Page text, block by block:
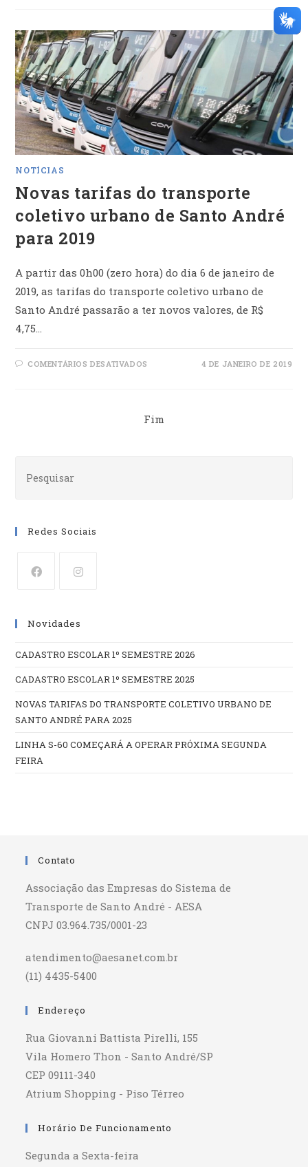
COLETIVO
URBANO
DE
SANTO
ANDRÉ
PARA
2023
NOTÍCIAS
Novas tarifas do transporte
coletivo urbano de Santo André
para 2019
A partir das 0h00 (zero hora) do dia 6 de janeiro de
2019, as tarifas do transporte coletivo urbano de
Santo André passarão a ter novos valores, de R$
4,75…
COMENTÁRIOS DESATIVADOS
URBANO
DE
4 DE JANEIRO DE 2019
Fim
Redes Sociais
uma
nova
nova
Novidades
CADASTRO ESCOLAR 1º SEMESTRE 2026
CADASTRO ESCOLAR 1º SEMESTRE 2025
NOVAS TARIFAS DO TRANSPORTE COLETIVO URBANO DE
SANTO ANDRÉ PARA 2025
LINHA S-60 COMEÇARÁ A OPERAR PRÓXIMA SEGUNDA
FEIRA
Contato
Associação das Empresas do Sistema de
Transporte de Santo André - AESA
CNPJ 03.964.735/0001-23
atendimento@aesanet.com.br
(11) 4435-5400
Endereço
Rua Giovanni Battista Pirelli, 155
Vila Homero Thon - Santo André/SP
CEP 09111-340
Atrium Shopping - Piso Térreo
Horário De Funcionamento
Segunda a Sexta-feira